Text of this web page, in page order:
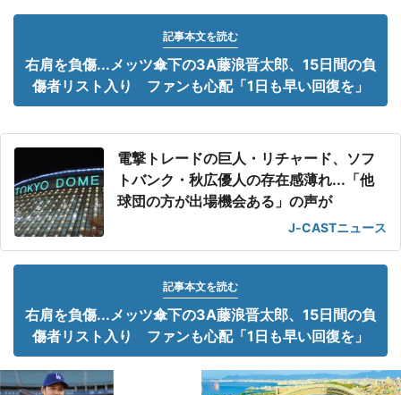
記事本文を読む
右肩を負傷...メッツ傘下の3A藤浪晋太郎、15日間の負
傷者リスト入り ファンも心配「1日も早い回復を」
電撃トレードの巨人・リチャード、ソフ
トバンク・秋広優人の存在感薄れ...「他
球団の方が出場機会ある」の声が
J-CASTニュース
記事本文を読む
右肩を負傷...メッツ傘下の3A藤浪晋太郎、15日間の負
傷者リスト入り ファンも心配「1日も早い回復を」